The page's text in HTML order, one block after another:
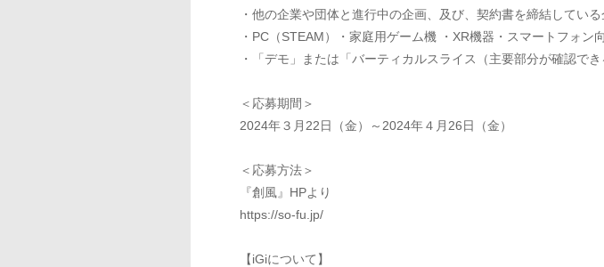
・ 他の企業や団体と進行中の企画、及び、契約書を締結してい
・ PC（STEAM）・家庭用ゲーム機 ・XR機器・スマートフォン
・
「デモ」または「バーティカルスライス（主要部分が確認で
＜応募期間＞
2024年３月22日（金）～2024年４月26日（金）
＜応募方法＞
『創風』HPより
https://so-fu.jp/
【iGiについて】